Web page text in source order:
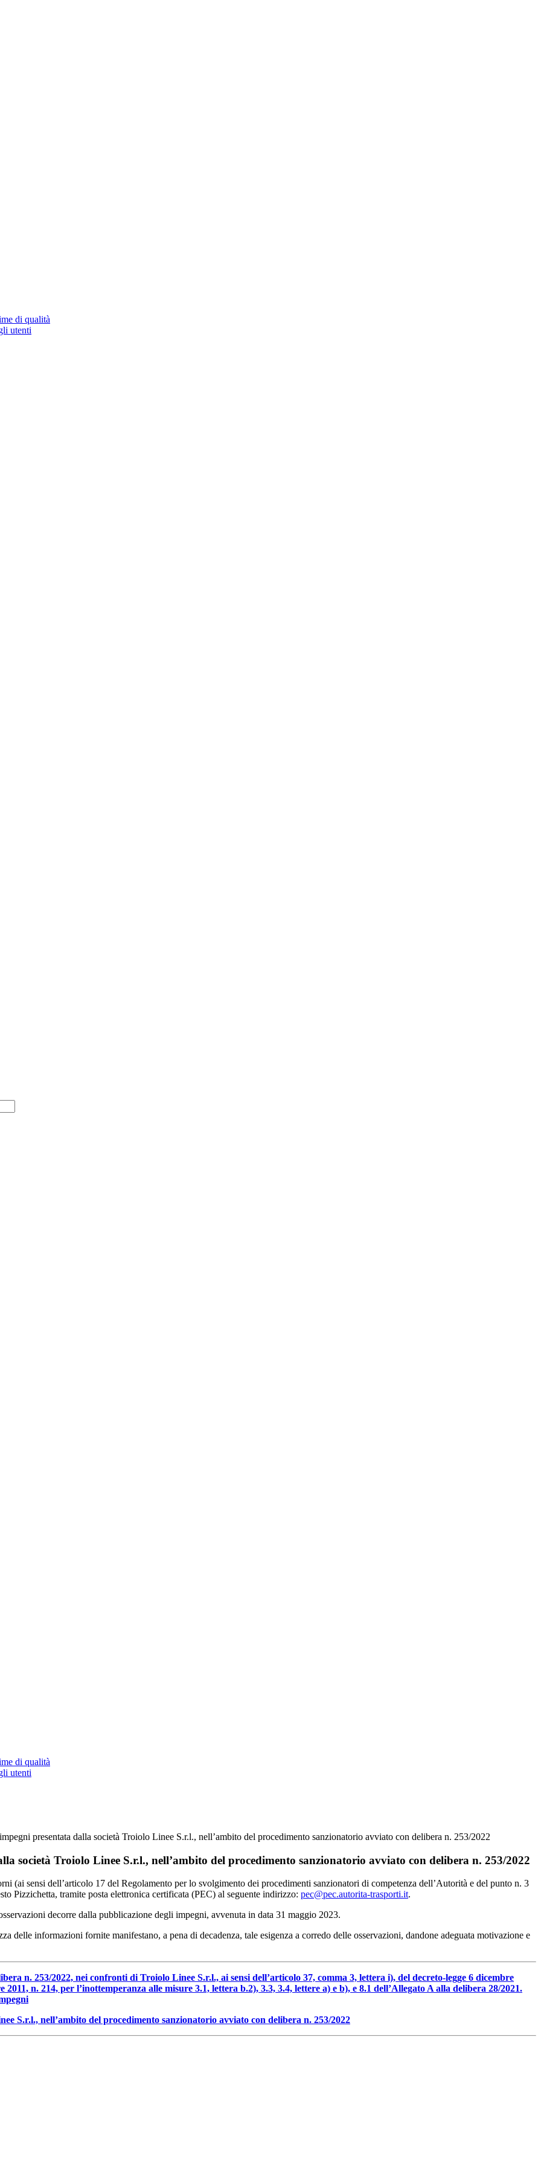
di qualità
utenti
di qualità
utenti
presentata dalla società Troiolo Linee S.r.l., nell’ambito del procedimento sanzionatorio avviato con delibera n. 253/2022
società Troiolo Linee S.r.l., nell’ambito del procedimento sanzionatorio avviato con delibera n. 253/2022
(ai sensi dell’articolo 17 del Regolamento per lo svolgimento dei procedimenti sanzionatori di competenza dell’Autorità e del punto n. 3
Pizzichetta, tramite posta elettronica certificata (PEC) al seguente indirizzo: pec@pec.autorita-trasporti.it.
decorre dalla pubblicazione degli impegni, avvenuta in data 31 maggio 2023.
delle informazioni fornite manifestano, a pena di decadenza, tale esigenza a corredo delle osservazioni, dandone adeguata motivazione e
n. 253/2022, nei confronti di Troiolo Linee S.r.l., ai sensi dell’articolo 37, comma 3, lettera i), del decreto-legge 6 dicembre
n. 214, per l’inottemperanza alle misure 3.1, lettera b.2), 3.3, 3.4, lettere a) e b), e 8.1 dell’Allegato A alla delibera 28/2021.
S.r.l., nell’ambito del procedimento sanzionatorio avviato con delibera n. 253/2022